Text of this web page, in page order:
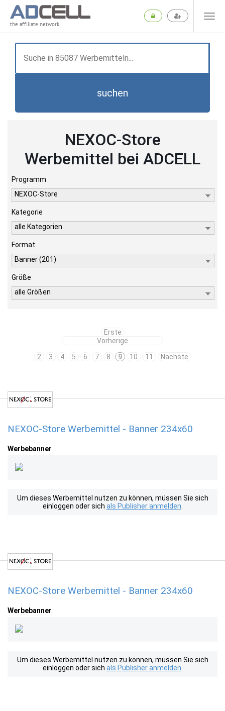
the affiliate network
suchen
NEXOC-Store
Werbemittel bei ADCELL
Programm
NEXOC-Store
Kategorie
alle Kategorien
Format
Banner (201)
Größe
alle Größen
Erste
Vorherige
2
3 4 5 6 7 8 9 10 11 Nächste
NEXOC-Store Werbemittel - Banner 234x60
Werbebanner
Um dieses Werbemittel nutzen zu können, müssen Sie sich
einloggen oder sich als Publisher anmelden
NEXOC-Store Werbemittel - Banner 234x60
Werbebanner
Um dieses Werbemittel nutzen zu können, müssen Sie sich
einloggen oder sich als Publisher anmelden